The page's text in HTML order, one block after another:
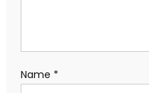
Name *